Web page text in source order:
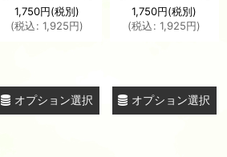
1,750円(税別)
(税込: 1,925円)
オプション選択
1,750円(税別)
(税込: 1,925円)
オプション選択